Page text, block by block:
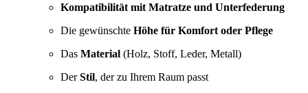
Kompatibilität mit Matratze und Unterfederung
Die gewünschte Höhe für Komfort oder Pflege
Das Material (Holz, Stoff, Leder, Metall)
DerStil, der zu Ihrem Raum passt